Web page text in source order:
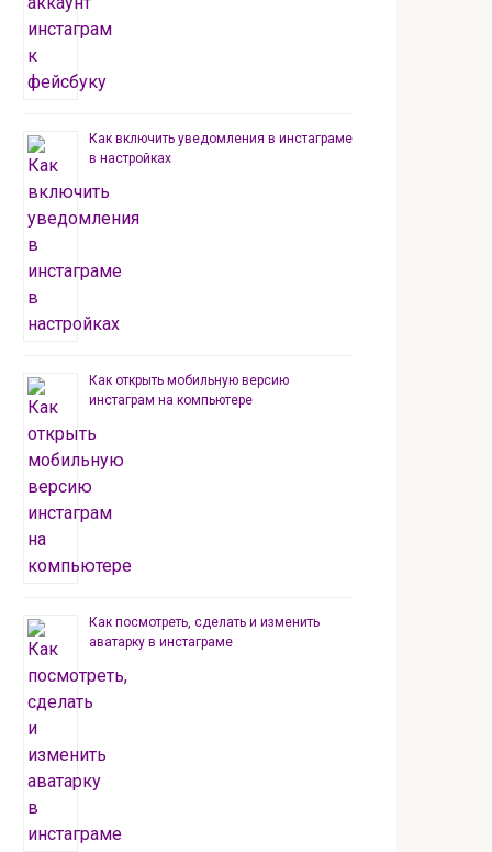
Как включить уведомления в инстаграме
в настройках
Как открыть мобильную версию
инстаграм на компьютере
Как посмотреть, сделать и изменить
аватарку в инстаграме